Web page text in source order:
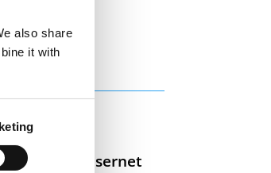
also share
it with
i konsernet